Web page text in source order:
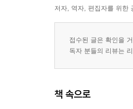
저자, 역자, 편집자를 위한
접수된 글은 확인을
독자 분들의 리뷰는
책 속으로